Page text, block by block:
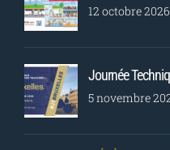
12 octobre 2026
Journée
5 novembre